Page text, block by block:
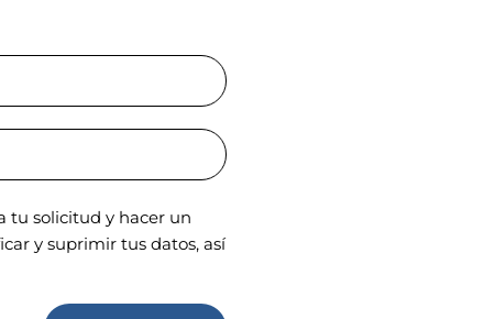
tu solicitud y hacer un
y suprimir tus datos, así